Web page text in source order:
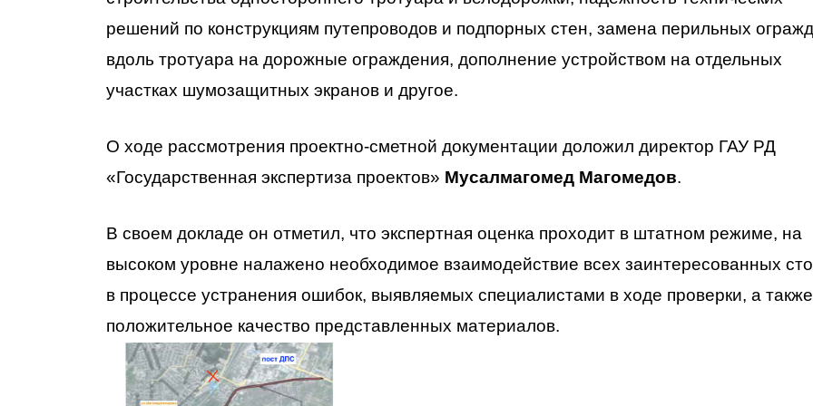
решений по конструкциям путепроводов и подпорных стен, замена перильных
вдоль тротуара на дорожные ограждения, дополнение устройством на отдельных
участках шумозащитных экранов и другое.
О ходе рассмотрения проектно-сметной документации доложил директор ГАУ РД
«Государственная экспертиза проектов» Мусалмагомед Магомедов.
В своем докладе он отметил, что экспертная оценка проходит в штатном режиме, на
высоком уровне налажено необходимое взаимодействие всех заинтересованных
в процессе устранения ошибок, выявляемых специалистами в ходе проверки, а также
положительное качество представленных материалов.